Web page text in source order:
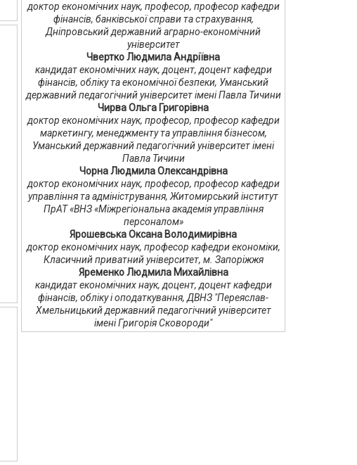
доктор економічних наук, професор, професор кафедри
фінансів, банківської справи та страхування,
Дніпровський державний аграрно-економічний
університет
Чвертко Людмила Андріївна
кандидат економічних наук, доцент, доцент кафедри
фінансів, обліку та економічної безпеки, Уманський
державний педагогічний університет імені Павла Тичини
Чирва Ольга Григорівна
доктор економічних наук, професор, професор кафедри
маркетингу, менеджменту та управління бізнесом,
Уманський державний педагогічний університет імені
Павла Тичини
Чорна Людмила Олександрівна
доктор економічних наук, професор, професор кафедри
управління та адміністрування, Житомирський інститут
ПрАТ «ВНЗ «Міжрегіональна академія управління
персоналом»
Ярошевська Оксана Володимирівна
доктор економічних наук, професор кафедри економіки,
Класичний приватний університет, м. Запоріжжя
Яременко Людмила Михайлівна
кандидат економічних наук, доцент, доцент кафедри
фінансів, обліку і оподаткування, ДВНЗ "Переяслав-
Хмельницький державний педагогічний університет
імені Григорія Сковороди"